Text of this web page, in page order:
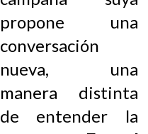
propone una
conversación
nueva, una
manera distinta
de entender la